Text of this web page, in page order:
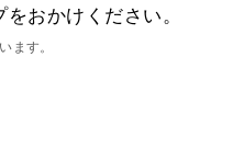
おかけください。
ます。